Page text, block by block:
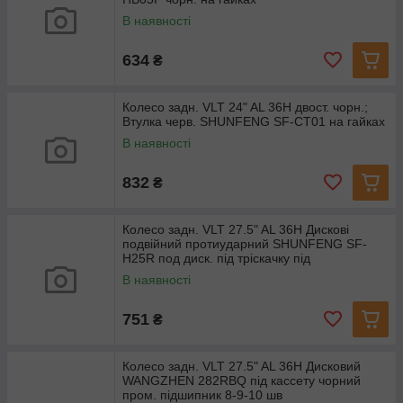
В наявності
634 ₴
Колесо задн. VLT 24" AL 36H двост. чорн.;
Втулка черв. SHUNFENG SF-CT01 на гайках
В наявності
832 ₴
Колесо задн. VLT 27.5" AL 36H Дискові
подвійний протиударний SHUNFENG SF-
H25R под диск. під тріскачку під
В наявності
751 ₴
Колесо задн. VLT 27.5" AL 36H Дисковий
WANGZHEN 282RBQ під кассету чорний
пром. підшипник 8-9-10 шв